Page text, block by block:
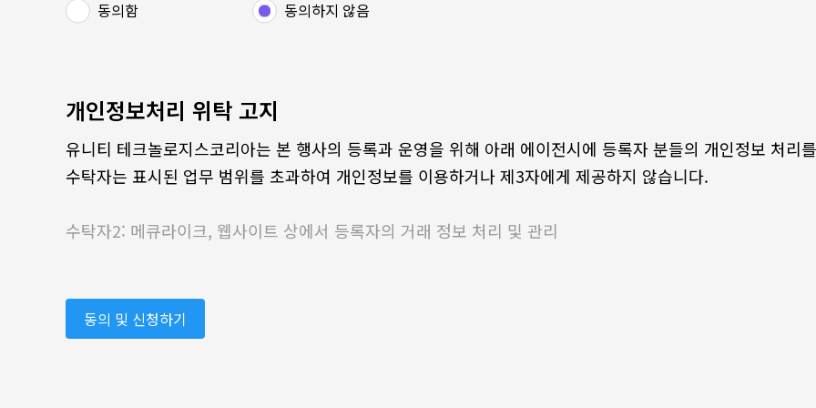
동의함 동의하지 않음
개인정보처리 위탁 고지
유니티 테크놀로지스코리아는 본 행사의 등록과 운영을 위해 아래 에이전시에 등록자 분들의 개인정보 처리
수탁자는 표시된 업무 범위를 초과하여 개인정보를 이용하거나 제3자에게 제공하지 않습니다.
수탁자2: 메큐라이크, 웹사이트 상에서 등록자의 거래 정보 처리 및 관리
동의 및 신청하기